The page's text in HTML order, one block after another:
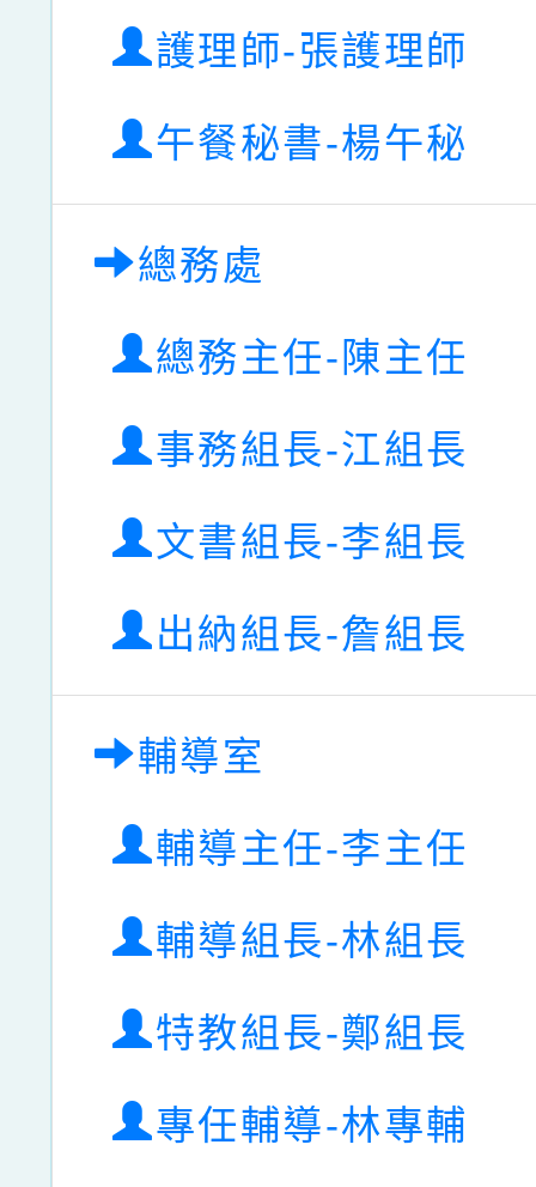
護理師-張護理師
午餐秘書-楊午秘
總務處
總務主任-陳主任
事務組長-江組長
文書組長-李組長
出納組長-詹組長
輔導室
輔導主任-李主任
輔導組長-林組長
特教組長-鄭組長
專任輔導-林專輔